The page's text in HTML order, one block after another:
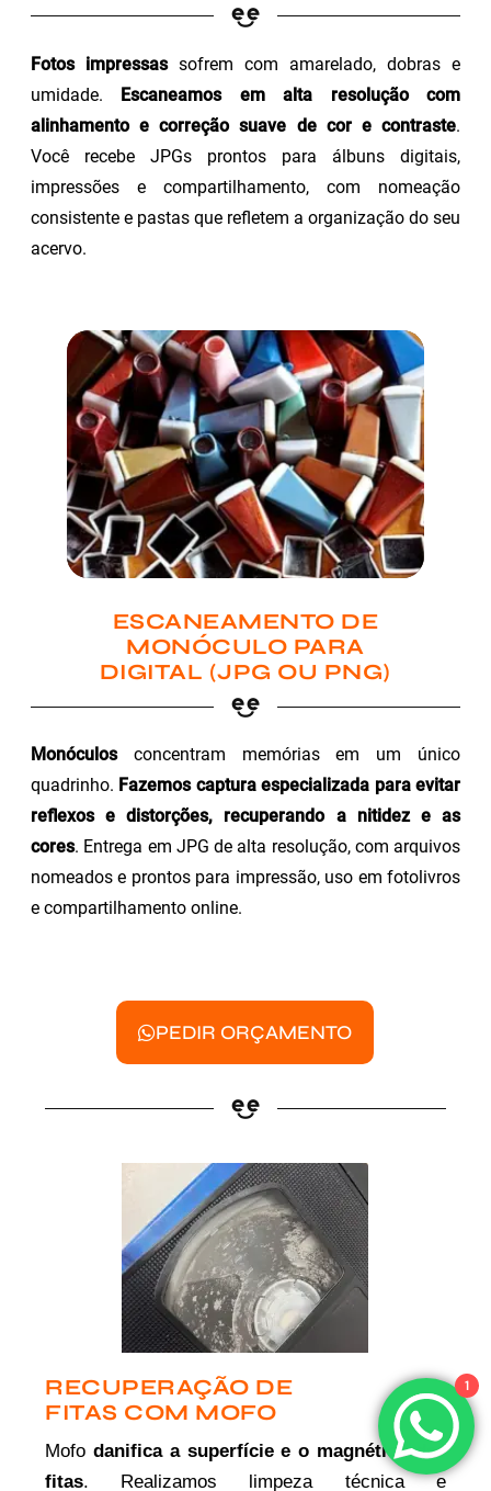
Fotos impressassofrem com amarelado, dobras e
umidade. Escaneamos em alta resolução com
alinhamento e correção suave de cor e contraste.
Você recebe JPGs prontos para álbuns digitais,
impressões e compartilhamento, com nomeação
consistente e pastas que refletem a organização do seu
acervo.
ESCANEAMENTO DE
MONÓCULO PARA
DIGITAL (JPG OU PNG)
Monóculosconcentram memórias em um único
quadrinho. Fazemos captura especializada para evitar
reflexos e distorções, recuperando a nitidez e as
cores. Entrega em JPG de alta resolução, com arquivos
nomeados e prontos para impressão, uso em fotolivros
e compartilhamento online.
PEDIR ORÇAMENTO
RECUPERAÇÃO DE
FITAS COM MOFO
Mofodanifica a superfície e o magnético das
fitas. Realizamos limpeza técnica e
1